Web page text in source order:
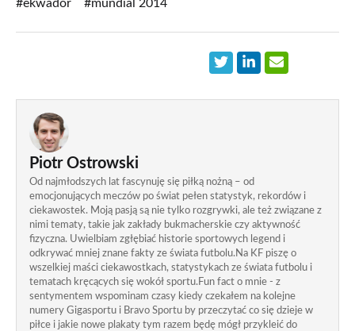
#ekwador #mundial 2014
Piotr Ostrowski
Od najmłodszych lat fascynuję się piłką nożną – od
emocjonujących meczów po świat pełen statystyk, rekordów i
ciekawostek. Moją pasją są nie tylko rozgrywki, ale też związane z
nimi tematy, takie jak zakłady bukmacherskie czy aktywność
fizyczna. Uwielbiam zgłębiać historie sportowych legend i
odkrywać mniej znane fakty ze świata futbolu.Na KF piszę o
wszelkiej maści ciekawostkach, statystykach ze świata futbolu i
tematach kręcących się wokół sportu.Fun fact o mnie - z
sentymentem wspominam czasy kiedy czekałem na kolejne
numery Gigasportu i Bravo Sportu by przeczytać co się dzieje w
piłce i jakie nowe plakaty tym razem będę mógł przykleić do